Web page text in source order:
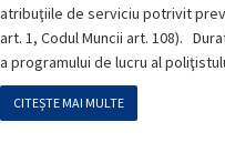
atribuţiile de serviciu potrivit
art. 1, Codul Muncii art. 108).
a programului de lucru al
CITEȘTE MAI MULTE